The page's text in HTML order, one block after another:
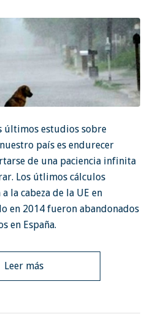
últimos estudios sobre
país es endurecer
de una paciencia infinita
Los útlimos cálculos
la cabeza de la UE en
en 2014 fueron abandonados
en España.
Leer más